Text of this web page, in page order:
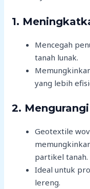
1.
Mencegah
tanah lunak.
yang lebih
2.
Geotextile
partikel tanah.
Ideal untuk
lereng.